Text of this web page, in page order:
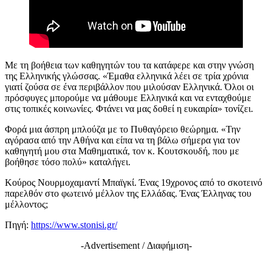
Με τη βοήθεια των καθηγητών του τα κατάφερε και στην γνώση
της Ελληνικής γλώσσας. «Έμαθα ελληνικά λέει σε τρία χρόνια
γιατί ζούσα σε ένα περιβάλλον που μιλούσαν Ελληνικά. Όλοι οι
πρόσφυγες μπορούμε να μάθουμε Ελληνικά και να ενταχθούμε
στις τοπικές κοινωνίες. Φτάνει να μας δοθεί η ευκαιρία» τονίζει.
Φορά μια άσπρη μπλούζα με το Πυθαγόρειο θεώρημα. «Την
αγόρασα από την Αθήνα και είπα να τη βάλω σήμερα για τον
καθηγητή μου στα Μαθηματικά, τον κ. Κουτσκουδή, που με
βοήθησε τόσο πολύ» καταλήγει.
Κούρος Νουρμοχαμαντί Μπαϊγκί. Ένας 19χρονος από το σκοτεινό
παρελθόν στο φωτεινό μέλλον της Ελλάδας. Ένας Έλληνας του
μέλλοντος;
Πηγή: https://www.stonisi.gr/
-Advertisement / Διαφήμιση-